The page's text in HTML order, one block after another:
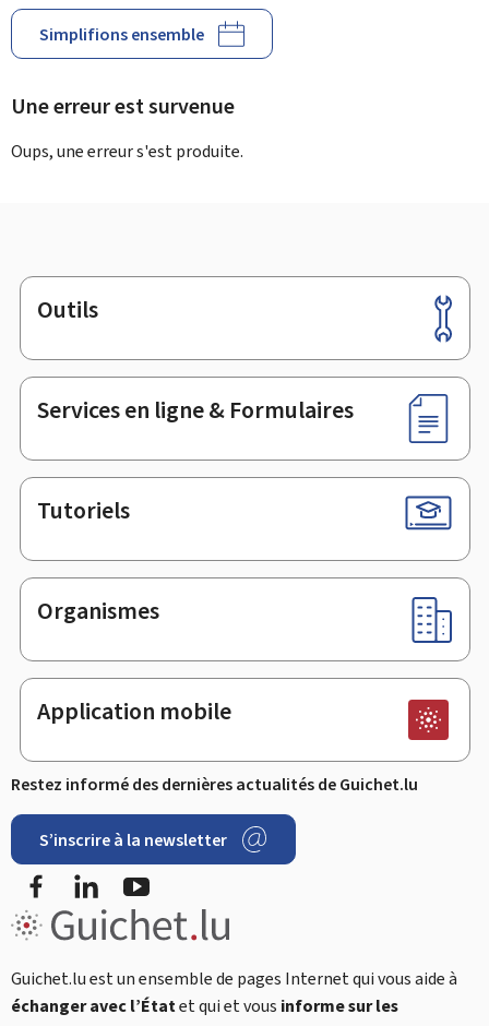
Simplifions ensemble
Une erreur est survenue
Oups, une erreur s'est produite.
Pied
de
page
Outils
Services en ligne & Formulaires
Tutoriels
Organismes
Application mobile
Restez informé des dernières actualités de Guichet.lu
S’inscrire à la newsletter
FacebookLinkedIn
Guichet.lu est un ensemble de pages Internet qui vous aide à
échanger avec l’Étatet qui et vous informe sur les